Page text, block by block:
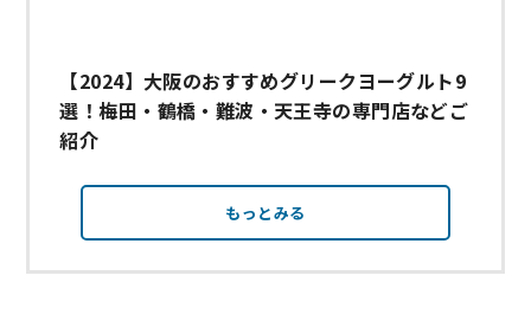
【2024】大阪のおすすめグリークヨーグルト9
選！梅田・鶴橋・難波・天王寺の専門店などご
紹介
もっとみる